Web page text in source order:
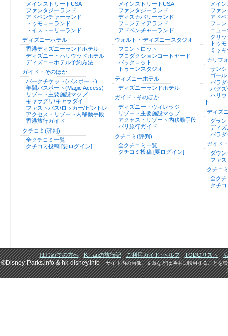
メインストリートUSA
ファンタジーランド
アドベンチャーランド
トゥモローランド
トイストーリーランド
ディズニーホテル
香港ディズニーランドホテル
ディズニー・ハリウッドホテル
ディズニーホテル予約方法
ガイド・そのほか
パークチケット(パスポート)
年間パスポート(Magic Access)
リゾート主要施設マップ
キャラグリ/キャラダイ
ファストパス/ロッカー/ピントレ
アクセス・リゾート内移動手段
香港旅行ガイド
クチコミ(評判)
全クチコミ一覧
クチコミ投稿 [要ログイン]
メインストリートUSA
ファンタジーランド
ディスカバリーランド
フロンティアランド
アドベンチャーランド
ウォルト・ディズニースタジオ
フロントロット
プロダクションコートヤード
バックロット
トゥーンスタジオ
ディズニーホテル
ディズニーランドホテル
ガイド・そのほか
ディズニー・ヴィレッジ
リゾート主要施設マップ
アクセス・リゾート内移動手段
パリ旅行ガイド
クチコミ(評判)
全クチコミ一覧
クチコミ投稿 [要ログイン]
メイ
ファ
アド
フロ
ニュ
クリ
トゥ
ミッ
カリフ
サン
ゴー
パラ
バグ
ハリ
ト
ディズ
グラ
ディ
パラ
ガイド
ダウ
ファ
クチコ
全ク
クチ
-はじめての方へ-K Fanの旅行記-ご利用ガイド･ヘルプ-TODOリスト-
©Disney-Parks.info & hk-disney.infoサイト内の画像、文章などは勝手に転用することを